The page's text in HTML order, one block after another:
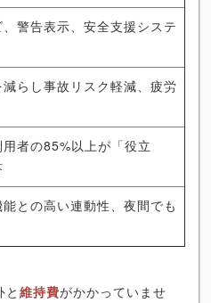
警告表示、安全支援システ
らし事故リスク軽減、疲労
者の85%以上が「役立
との高い連動性、夜間でも
維持費がかかっていませ